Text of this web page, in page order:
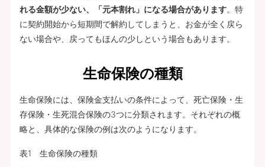
れる金額が少ない、「元本割れ」になる場合があります。特
に契約開始から短期間で解約してしまうと、お金が全く戻ら
ない場合や、戻ってもほんの少しという場合もあります。
生命保険の種類
生命保険には、保険金支払いの条件によって、死亡保険・生
存保険・生死混合保険の3つに分類されます。それぞれの概
略と、具体的な保険の例は次のようになります。
表1 生命保険の種類